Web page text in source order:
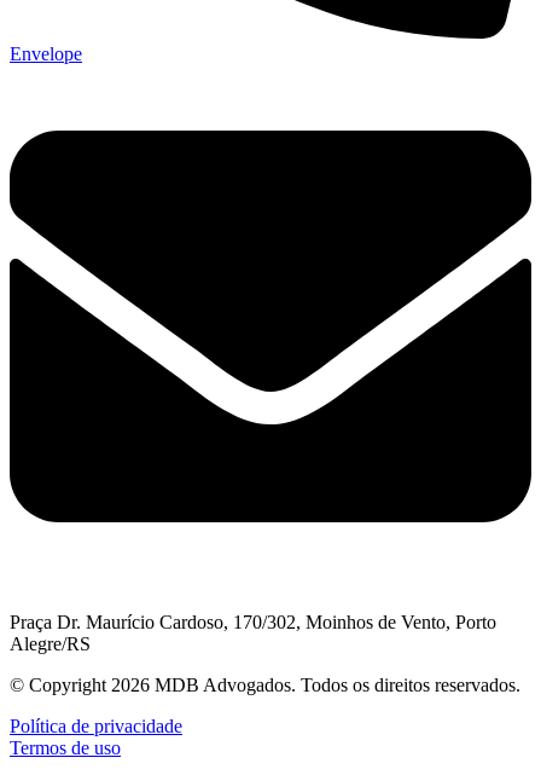
Envelope
Praça Dr. Maurício Cardoso, 170/302, Moinhos de Vento, Porto
Alegre/RS
© Copyright 2026 MDB Advogados. Todos os direitos reservados.
Política de privacidade
Termos de uso